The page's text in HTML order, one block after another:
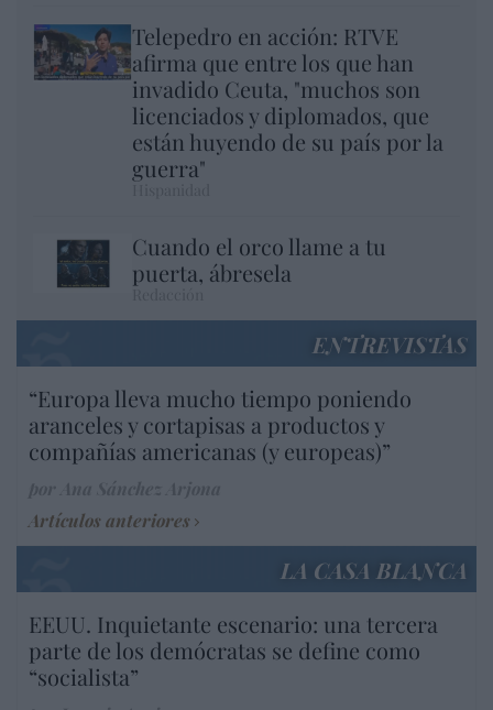
Telepedro en acción: RTVE
afirma que entre los que han
invadido Ceuta, "muchos son
licenciados y diplomados, que
están huyendo de su país por la
guerra"
Cuando el orco llame a tu
puerta, ábresela
ENTREVISTAS
“Europa lleva mucho tiempo poniendo
aranceles y cortapisas a productos y
compañías americanas (y europeas)”
Artículos anteriores
LA CASA BLANCA
EEUU. Inquietante escenario: una tercera
parte de los demócratas se define como
“socialista”